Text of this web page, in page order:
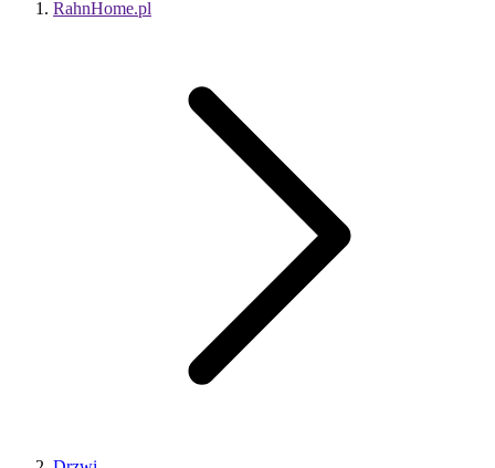
RahnHome.pl